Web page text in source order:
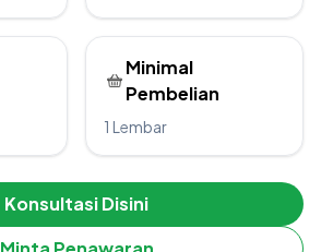
Minimal
Pembelian
1 Lembar
Konsultasi Disini